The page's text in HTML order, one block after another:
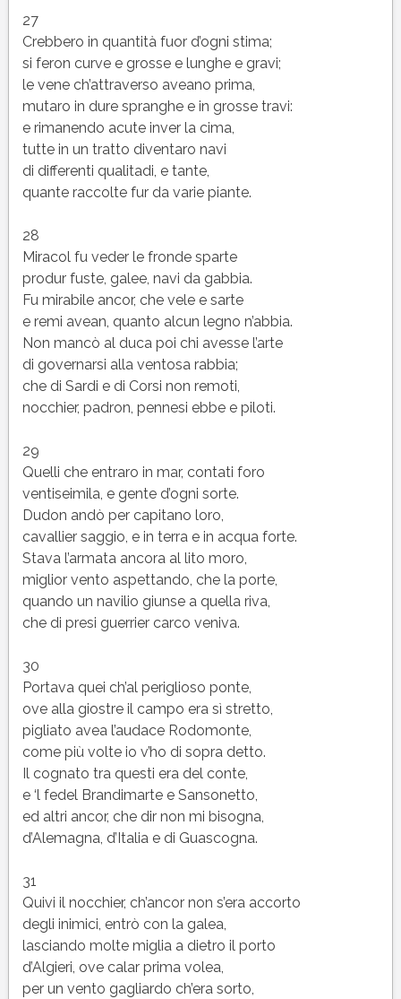
27
Crebbero in quantità fuor d’ogni stima;
si feron curve e grosse e lunghe e gravi;
le vene ch’attraverso aveano prima,
mutaro in dure spranghe e in grosse travi:
e rimanendo acute inver la cima,
tutte in un tratto diventaro navi
di differenti qualitadi, e tante,
quante raccolte fur da varie piante.
28
Miracol fu veder le fronde sparte
produr fuste, galee, navi da gabbia.
Fu mirabile ancor, che vele e sarte
e remi avean, quanto alcun legno n’abbia.
Non mancò al duca poi chi avesse l’arte
di governarsi alla ventosa rabbia;
che di Sardi e di Corsi non remoti,
nocchier, padron, pennesi ebbe e piloti.
29
Quelli che entraro in mar, contati foro
ventiseimila, e gente d’ogni sorte.
Dudon andò per capitano loro,
cavallier saggio, e in terra e in acqua forte.
Stava l’armata ancora al lito moro,
miglior vento aspettando, che la porte,
quando un navilio giunse a quella riva,
che di presi guerrier carco veniva.
30
Portava quei ch’al periglioso ponte,
ove alla giostre il campo era sì stretto,
pigliato avea l’audace Rodomonte,
come più volte io v’ho di sopra detto.
Il cognato tra questi era del conte,
e ‘l fedel Brandimarte e Sansonetto,
ed altri ancor, che dir non mi bisogna,
d’Alemagna, d’Italia e di Guascogna.
31
Quivi il nocchier, ch’ancor non s’era accorto
degli inimici, entrò con la galea,
lasciando molte miglia a dietro il porto
d’Algieri, ove calar prima volea,
per un vento gagliardo ch’era sorto,